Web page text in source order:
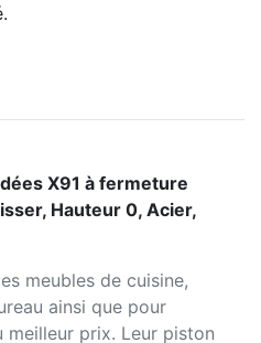
X91 à fermeture
Hauteur 0, Acier,
meubles de cuisine,
ainsi que pour
meilleur prix. Leur piston